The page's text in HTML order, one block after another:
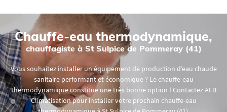
Chauffe-eau thermodynamique,
chauffagiste à St Sulpice de Pommeray (41)
Vous souhaitez installer un équipement de production d’eau chaude
sanitaire performant et économique ? Le chauffe-eau
thermodynamique constitue une très bonne option ! Contactez AFB
Climatisation pour installer votre prochain chauffe-eau